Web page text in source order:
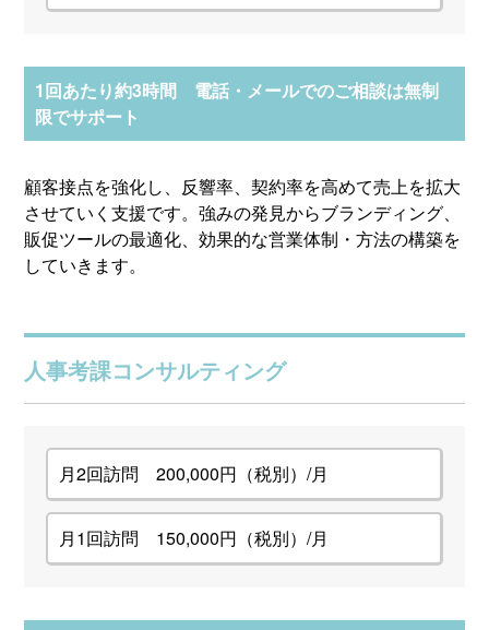
1回あたり約3時間 電話・メールでのご相談は無制
限でサポート
顧客接点を強化し、反響率、契約率を高めて売上を拡大
させていく支援です。強みの発見からブランディング、
販促ツールの最適化、効果的な営業体制・方法の構築を
していきます。
人事考課コンサルティング
月2回訪問 200,000円（税別）/月
月1回訪問 150,000円（税別）/月